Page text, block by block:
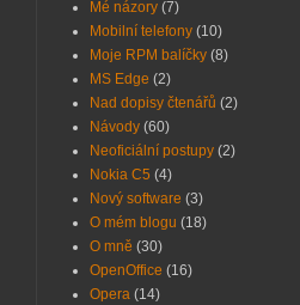
Mé názory (7)
Mobilní telefony (10)
Moje RPM balíčky (8)
MS Edge (2)
Nad dopisy čtenářů (2)
Návody (60)
Neoficiální postupy (2)
Nokia C5 (4)
Nový software (3)
O mém blogu (18)
O mně (30)
OpenOffice (16)
Opera (14)